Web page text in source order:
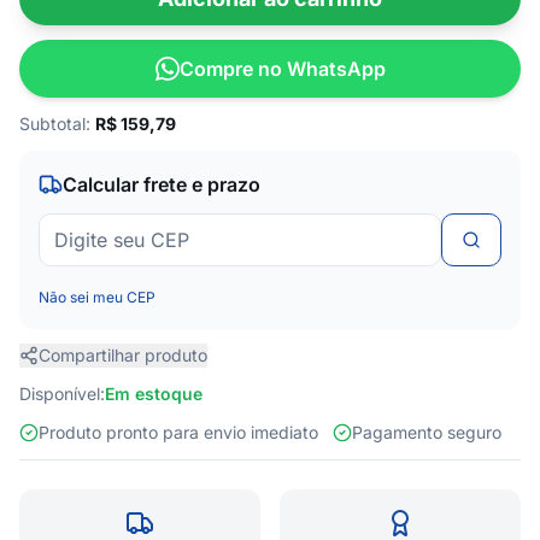
Compre no WhatsApp
Subtotal: R$159,79
Calcular frete e prazo
Não sei meu CEP
Compartilhar produto
Disponível:Em estoque
Produto pronto para envio imediato
Pagamento seguro